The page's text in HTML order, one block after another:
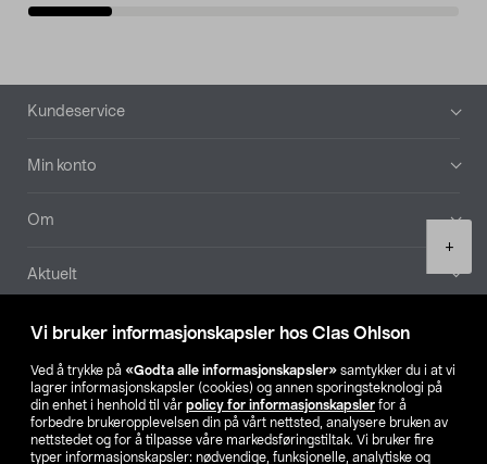
Vi bruker informasjonskapsler hos Clas Ohlson
Ved å trykke på «Godta alle informasjonskapsler» samtykker du i at vi
lagrer informasjonskapsler (cookies) og annen sporingsteknologi på
din enhet i henhold til vår policy for informasjonskapsler for å
forbedre brukeropplevelsen din på vårt nettsted, analysere bruken av
nettstedet og for å tilpasse våre markedsføringstiltak. Vi bruker fire
typer informasjonskapsler: nødvendige, funksjonelle, analytiske og
+
Bunntekst
Kundeservice
Min konto
Om
Aktuelt
Våre selskaper
Finn din butikk
SE NO FI